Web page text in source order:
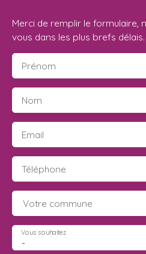
Merci de remplir le formulaire,
vous dans les plus brefs délais.
Prénom
Nom
Email
Téléphone
Votre commune
-
Vous souhaitez